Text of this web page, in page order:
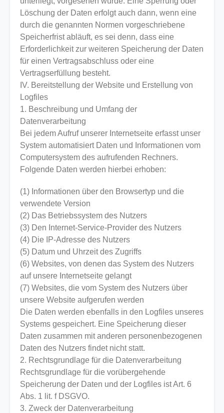
Löschung der Daten erfolgt auch dann, wenn eine
durch die genannten Normen vorgeschriebene
Speicherfrist abläuft, es sei denn, dass eine
Erforderlichkeit zur weiteren Speicherung der Daten
für einen Vertragsabschluss oder eine
Vertragserfüllung besteht.
IV. Bereitstellung der Website und Erstellung von
Logfiles
1. Beschreibung und Umfang der
Datenverarbeitung
Bei jedem Aufruf unserer Internetseite erfasst unser
System automatisiert Daten und Informationen vom
Computersystem des aufrufenden Rechners.
Folgende Daten werden hierbei erhoben:
(1) Informationen über den Browsertyp und die
verwendete Version
(2) Das Betriebssystem des Nutzers
(3) Den Internet-Service-Provider des Nutzers
(4) Die IP-Adresse des Nutzers
(5) Datum und Uhrzeit des Zugriffs
(6) Websites, von denen das System des Nutzers
auf unsere Internetseite gelangt
(7) Websites, die vom System des Nutzers über
unsere Website aufgerufen werden
Die Daten werden ebenfalls in den Logfiles unseres
Systems gespeichert. Eine Speicherung dieser
Daten zusammen mit anderen personenbezogenen
Daten des Nutzers findet nicht statt.
2. Rechtsgrundlage für die Datenverarbeitung
Rechtsgrundlage für die vorübergehende
Speicherung der Daten und der Logfiles ist Art. 6
Abs. 1 lit. f DSGVO.
3. Zweck der Datenverarbeitung